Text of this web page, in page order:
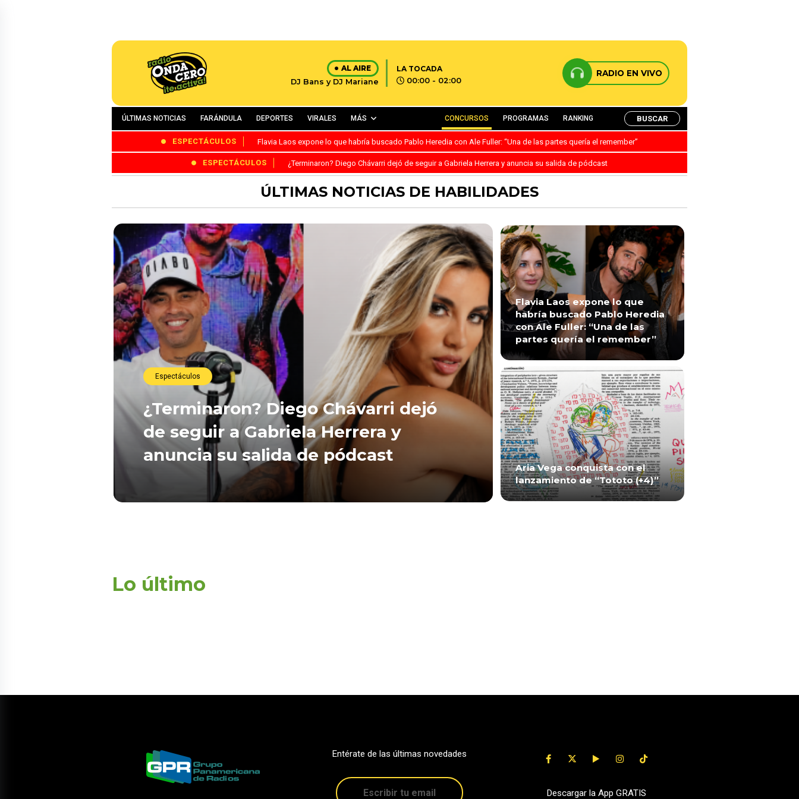
AL AIRE
DJ Bans y DJ Mariane
LA TOCADA
00:00 - 02:00
RADIO EN VIVO
ÚLTIMAS NOTICIAS FARÁNDULA DEPORTES VIRALES MÁS CONCURSOS PROGRAMAS RANKING BUSCAR
ESPECTÁCULOS Flavia Laos expone lo que habría buscado Pablo Heredia con Ale Fuller: “Una de las partes quería el remember”
ESPECTÁCULOS ¿Terminaron? Diego Chávarri dejó de seguir a Gabriela Herrera y anuncia su salida de pódcast
ÚLTIMAS NOTICIAS DE HABILIDADES
Espectáculos
¿Terminaron? Diego Chávarri dejó
de seguir a Gabriela Herrera y
anuncia su salida de pódcast
Flavia Laos expone lo que
habría buscado Pablo Heredia
con Ale Fuller: “Una de las
partes quería el remember”
Aria Vega conquista con el
lanzamiento de “Tototo (+4)”
Lo último
Entérate de las últimas novedades
Descargar la App GRATIS